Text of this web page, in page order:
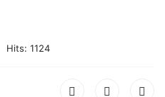
Hits: 1124